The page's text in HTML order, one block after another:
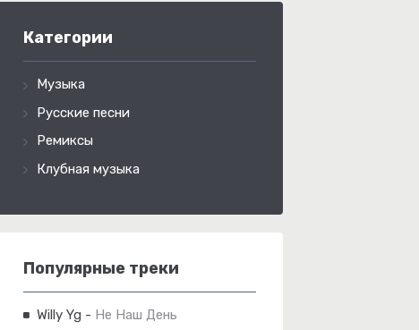
Категории
Музыка
Русские песни
Ремиксы
Клубная музыка
Популярные треки
Willy Yg - Не Наш День